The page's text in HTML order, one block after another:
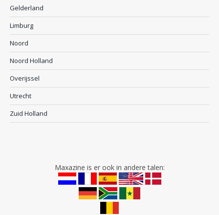
Gelderland
Limburg
Noord
Noord Holland
Overijssel
Utrecht
Zuid Holland
Maxazine is er ook in andere talen: